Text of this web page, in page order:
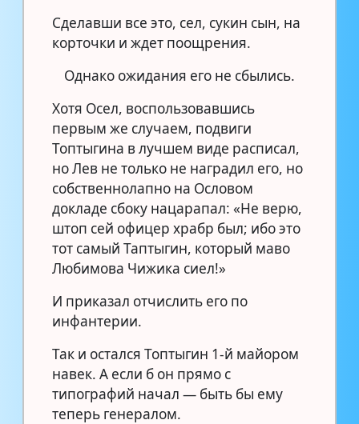
Сделавши все это, сел, сукин сын, на
корточки и ждет поощрения.
Однако ожидания его не сбылись.
Хотя Осел, воспользовавшись
первым же случаем, подвиги
Топтыгина в лучшем виде расписал,
но Лев не только не наградил его, но
собственнолапно на Ословом
докладе сбоку нацарапал: «Не верю,
штоп сей офицер храбр был; ибо это
тот самый Таптыгин, который маво
Любимова Чижика сиел!»
И приказал отчислить его по
инфантерии.
Так и остался Топтыгин 1-й майором
навек. А если б он прямо с
типографий начал — быть бы ему
теперь генералом.